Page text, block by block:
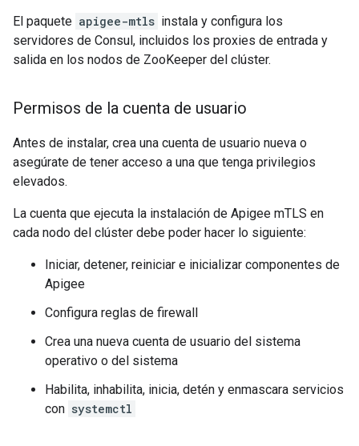
El paquete apigee-mtls instala y configura los
servidores de Consul, incluidos los proxies de entrada y
salida en los nodos de ZooKeeper del clúster.
Permisos de la cuenta de usuario
Antes de instalar, crea una cuenta de usuario nueva o
asegúrate de tener acceso a una que tenga privilegios
elevados.
La cuenta que ejecuta la instalación de Apigee mTLS en
cada nodo del clúster debe poder hacer lo siguiente:
Iniciar, detener, reiniciar e inicializar componentes de
Apigee
Configura reglas de firewall
Crea una nueva cuenta de usuario del sistema
operativo o del sistema
Habilita, inhabilita, inicia, detén y enmascara servicios
con systemctl